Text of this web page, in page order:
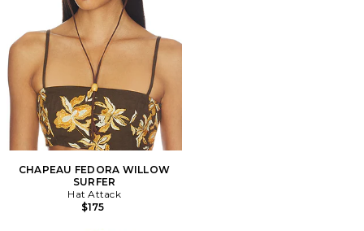
CHAPEAU FEDORA WILLOW
SURFER
Hat Attack
$175